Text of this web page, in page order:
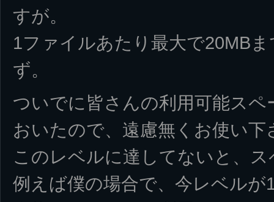
すが。
1ファイルあたり最大で20MB
ず。
ついでに皆さんの利用可能ス
おいたので、遠慮無くお使い
このレベルに達してないと、
例えば僕の場合で、今レベル